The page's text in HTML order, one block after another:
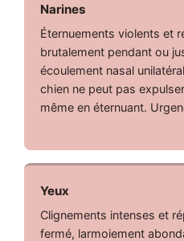
Narines
Éternuements violents et
brutalement pendant ou
écoulement nasal
chien ne peut pas
même en éternuant.
Yeux
Clignements intenses et
fermé, larmoiement